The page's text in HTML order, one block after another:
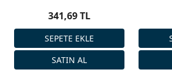
341,69 TL